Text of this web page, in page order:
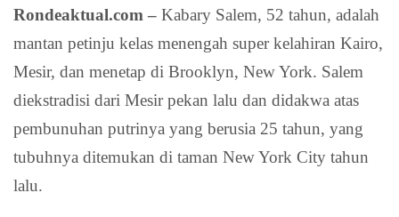
Rondeaktual.com –Kabary Salem, 52 tahun,
adalah mantan petinju kelas menengah super
kelahiran Kairo, Mesir, dan menetap di Brooklyn,
New York. Salem diekstradisi dari Mesir pekan lalu
dan didakwa atas pembunuhan putrinya yang
berusia 25 tahun, yang tubuhnya ditemukan di
taman New York City tahun lalu.